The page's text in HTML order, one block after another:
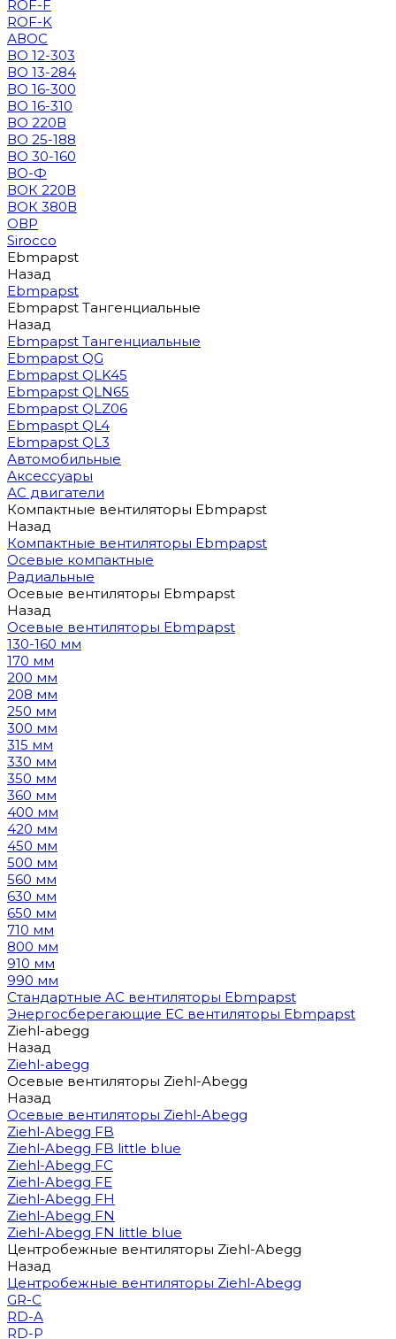
ROF-F
ROF-K
АВОС
ВО 12-303
ВО 13-284
ВО 16-300
ВО 16-310
ВО 220В
ВО 25-188
ВО 30-160
ВО-Ф
ВОК 220В
ВОК 380В
ОВР
Sirocco
Ebmpapst
Назад
Ebmpapst
Ebmpapst Тангенциальные
Назад
Ebmpapst Тангенциальные
Ebmpapst QG
Ebmpapst QLK45
Ebmpapst QLN65
Ebmpapst QLZ06
Ebmpaspt QL4
Ebmpapst QL3
Автомобильные
Аксессуары
АС двигатели
Компактные вентиляторы Ebmpapst
Назад
Компактные вентиляторы Ebmpapst
Осевые компактные
Радиальные
Осевые вентиляторы Ebmpapst
Назад
Осевые вентиляторы Ebmpapst
130-160 мм
170 мм
200 мм
208 мм
250 мм
300 мм
315 мм
330 мм
350 мм
360 мм
400 мм
420 мм
450 мм
500 мм
560 мм
630 мм
650 мм
710 мм
800 мм
910 мм
990 мм
Стандартные AC вентиляторы Ebmpapst
Энергосберегающие EC вентиляторы Ebmpapst
Ziehl-abegg
Назад
Ziehl-abegg
Осевые вентиляторы Ziehl-Abegg
Назад
Осевые вентиляторы Ziehl-Abegg
Ziehl-Abegg FB
Ziehl-Abegg FB little blue
Ziehl-Abegg FC
Ziehl-Abegg FE
Ziehl-Abegg FH
Ziehl-Abegg FN
Ziehl-Abegg FN little blue
Центробежные вентиляторы Ziehl-Abegg
Назад
Центробежные вентиляторы Ziehl-Abegg
GR-C
RD-A
RD-P